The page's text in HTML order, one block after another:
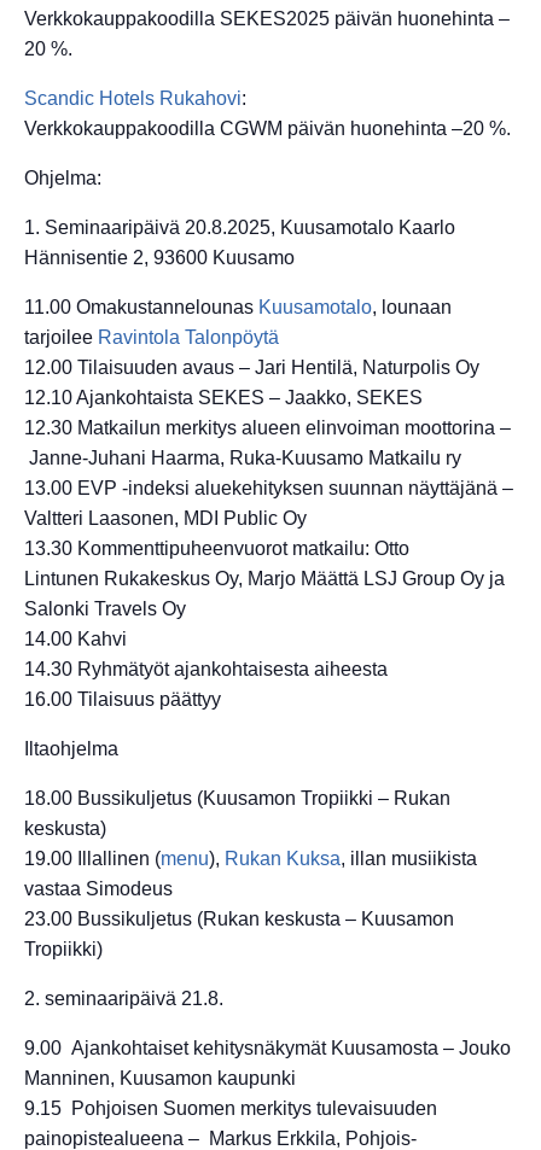
Verkkokauppakoodilla SEKES2025 päivän huonehinta –
20 %.
Scandic Hotels Rukahovi:
Verkkokauppakoodilla CGWM päivän huonehinta –20 %.
Ohjelma:
1. Seminaaripäivä 20.8.2025, Kuusamotalo Kaarlo
Hännisentie 2, 93600 Kuusamo
11.00 Omakustannelounas Kuusamotalo, lounaan
tarjoilee Ravintola Talonpöytä
12.00 Tilaisuuden avaus – Jari Hentilä, Naturpolis Oy
12.10 Ajankohtaista SEKES – Jaakko, SEKES
12.30 Matkailun merkitys alueen elinvoiman moottorina –
Janne-Juhani Haarma, Ruka-Kuusamo Matkailu ry
13.00 EVP -indeksi aluekehityksen suunnan näyttäjänä –
Valtteri Laasonen, MDI Public Oy
13.30 Kommenttipuheenvuorot matkailu: Otto
Lintunen Rukakeskus Oy, Marjo Määttä LSJ Group Oy ja
Salonki Travels Oy
14.00 Kahvi
14.30 Ryhmätyöt ajankohtaisesta aiheesta
16.00 Tilaisuus päättyy
Iltaohjelma
18.00 Bussikuljetus (Kuusamon Tropiikki – Rukan
keskusta)
19.00 Illallinen (menu), Rukan Kuksa, illan musiikista
vastaa Simodeus
23.00 Bussikuljetus (Rukan keskusta – Kuusamon
Tropiikki)
2. seminaaripäivä 21.8.
9.00 Ajankohtaiset kehitysnäkymät Kuusamosta – Jouko
Manninen, Kuusamon kaupunki
9.15 Pohjoisen Suomen merkitys tulevaisuuden
painopistealueena – Markus Erkkila, Pohjois-